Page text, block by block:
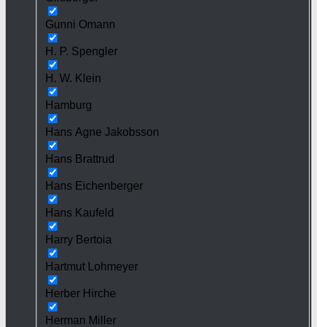
Gunni Omann
H. P. Spengler
H. W. Klein
Hamburg
Hans Agne Jakobsson
Hans Brattrud
Hans Eichenberger
Hans Kaufeld
Harry Bertoia
Hartmut Lohmeyer
Herber Hirche
Herman Miller